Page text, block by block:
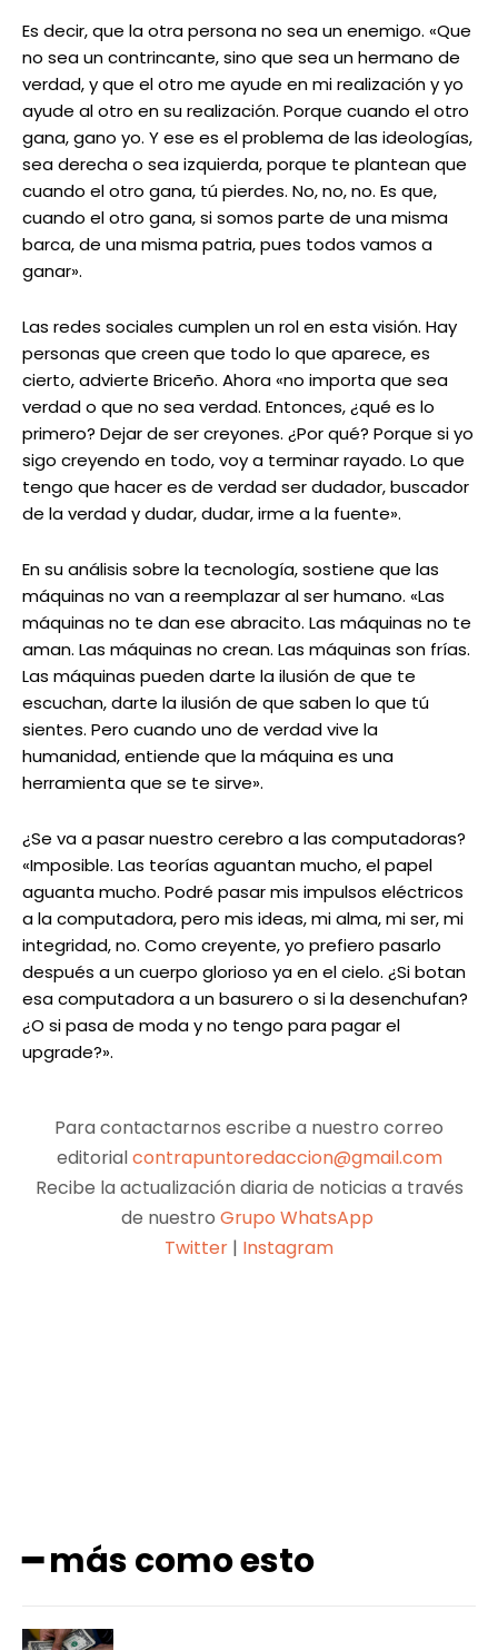
Es decir, que la otra persona no sea un enemigo. «Que
no sea un contrincante, sino que sea un hermano de
verdad, y que el otro me ayude en mi realización y yo
ayude al otro en su realización. Porque cuando el otro
gana, gano yo. Y ese es el problema de las ideologías,
sea derecha o sea izquierda, porque te plantean que
cuando el otro gana, tú pierdes. No, no, no. Es que,
cuando el otro gana, si somos parte de una misma
barca, de una misma patria, pues todos vamos a
ganar».
Las redes sociales cumplen un rol en esta visión. Hay
personas que creen que todo lo que aparece, es
cierto, advierte Briceño. Ahora «no importa que sea
verdad o que no sea verdad. Entonces, ¿qué es lo
primero? Dejar de ser creyones. ¿Por qué? Porque si yo
sigo creyendo en todo, voy a terminar rayado. Lo que
tengo que hacer es de verdad ser dudador, buscador
de la verdad y dudar, dudar, irme a la fuente».
En su análisis sobre la tecnología, sostiene que las
máquinas no van a reemplazar al ser humano. «Las
máquinas no te dan ese abracito. Las máquinas no te
aman. Las máquinas no crean. Las máquinas son frías.
Las máquinas pueden darte la ilusión de que te
escuchan, darte la ilusión de que saben lo que tú
sientes. Pero cuando uno de verdad vive la
humanidad, entiende que la máquina es una
herramienta que se te sirve».
¿Se va a pasar nuestro cerebro a las computadoras?
«Imposible. Las teorías aguantan mucho, el papel
aguanta mucho. Podré pasar mis impulsos eléctricos
a la computadora, pero mis ideas, mi alma, mi ser, mi
integridad, no. Como creyente, yo prefiero pasarlo
después a un cuerpo glorioso ya en el cielo. ¿Si botan
esa computadora a un basurero o si la desenchufan?
¿O si pasa de moda y no tengo para pagar el
upgrade?».
Para contactarnos escribe a nuestro correo
editorialcontrapuntoredaccion@gmail.com
Recibe la actualización diaria de noticias a través
de nuestro Grupo WhatsApp
Twitter | Instagram
━ más como esto